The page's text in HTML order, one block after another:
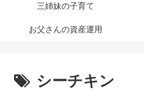
三姉妹の子育て
お父さんの資産運用
シーチキン